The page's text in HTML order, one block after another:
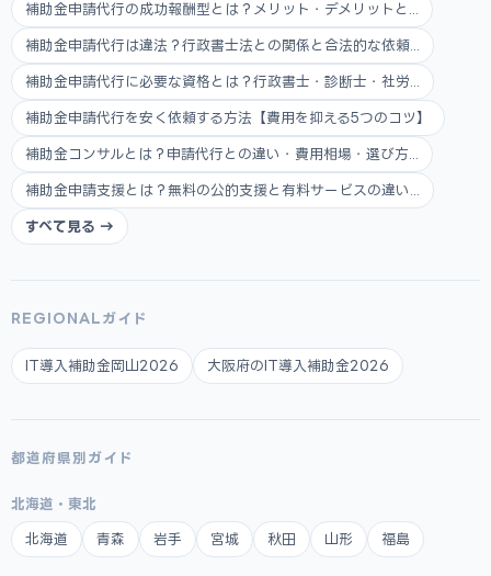
補助金申請代行の成功報酬型とは？メリット・デメリットと...
補助金申請代行は違法？行政書士法との関係と合法的な依頼...
補助金申請代行に必要な資格とは？行政書士・診断士・社労...
補助金申請代行を安く依頼する方法【費用を抑える5つのコツ】
補助金コンサルとは？申請代行との違い・費用相場・選び方...
補助金申請支援とは？無料の公的支援と有料サービスの違い...
すべて見る →
REGIONALガイド
IT導入補助金岡山2026 大阪府のIT導入補助金2026
都道府県別ガイド
北海道・東北
北海道 青森 岩手 宮城 秋田 山形 福島